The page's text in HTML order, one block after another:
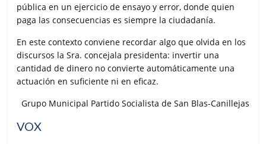
pública en un ejercicio de ensayo y error, donde quien
paga las consecuencias es siempre la ciudadanía.
En este contexto conviene recordar algo que olvida en los
discursos la Sra. concejala presidenta: invertir una
cantidad de dinero no convierte automáticamente una
actuación en suficiente ni en eficaz.
Grupo Municipal Partido Socialista de San Blas-Canillejas
VOX